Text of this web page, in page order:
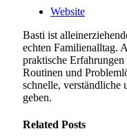
Website
Basti ist
echten Familienalltag.
praktische
Routinen und
schnelle, verständliche
geben.
Related Posts